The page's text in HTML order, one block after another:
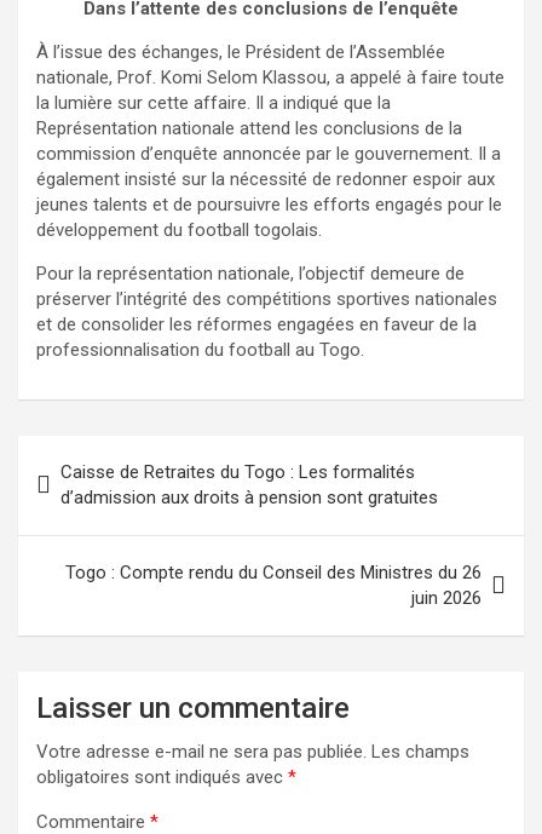
Dans l’attente des conclusions de l’enquête
À l’issue des échanges, le Président de l’Assemblée
nationale, Prof. Komi Selom Klassou, a appelé à faire toute
la lumière sur cette affaire. Il a indiqué que la
Représentation nationale attend les conclusions de la
commission d’enquête annoncée par le gouvernement. Il a
également insisté sur la nécessité de redonner espoir aux
jeunes talents et de poursuivre les efforts engagés pour le
développement du football togolais.
Pour la représentation nationale, l’objectif demeure de
préserver l’intégrité des compétitions sportives nationales
et de consolider les réformes engagées en faveur de la
professionnalisation du football au Togo.
de
l’article
Caisse de Retraites du Togo : Les formalités
d’admission aux droits à pension sont gratuites
Togo : Compte rendu du Conseil des Ministres du 26
juin 2026
Laisser un commentaire
Votre adresse e-mail ne sera pas publiée. Les champs
obligatoires sont indiqués avec *
Commentaire *